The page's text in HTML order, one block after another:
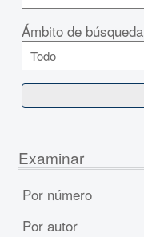
Ámbito de búsqueda
Examinar
Por número
Por autor